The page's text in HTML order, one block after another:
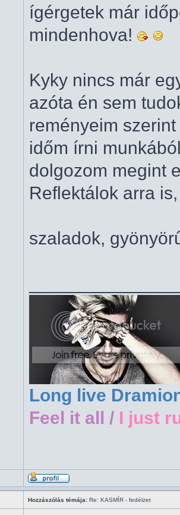
ígérgetek már
mindenhova!
Kyky nincs már
azóta én sem
reményeim
időm írni
dolgozom megint
Reflektálok arra
szaladok,
Long live
Feel it all / I just
Hozzászólás témája: Re: KASMÍR - fedélzet